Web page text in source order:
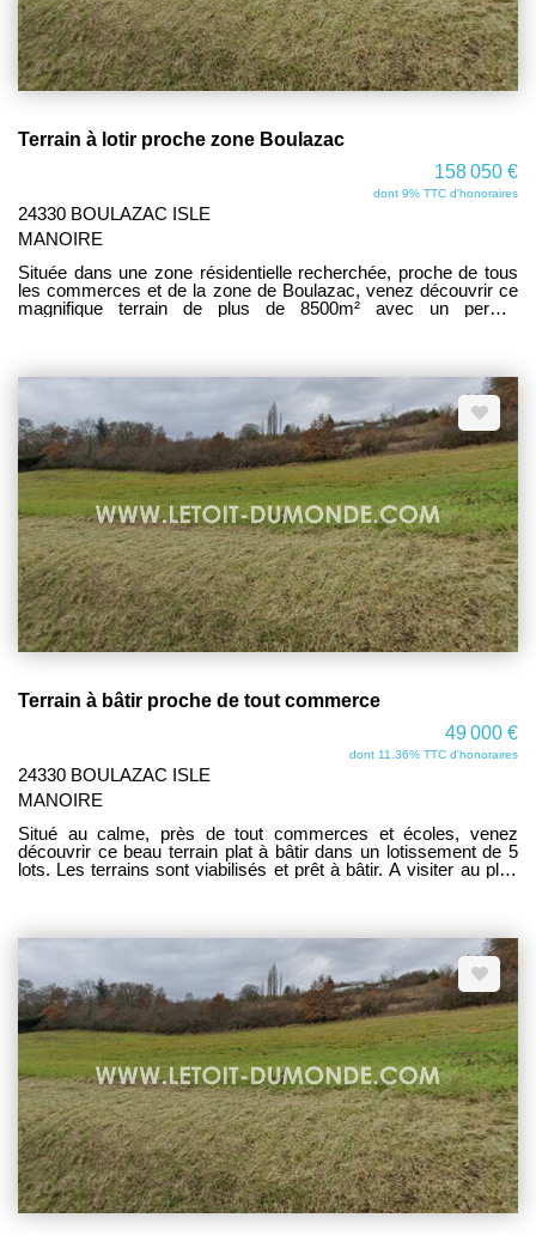
Terrain à lotir proche zone Boulazac
158 050 €
dont 9% TTC d'honoraires
24330 BOULAZAC ISLE
MANOIRE
Située dans une zone résidentielle recherchée, proche de tous
les commerces et de la zone de Boulazac, venez découvrir ce
magnifique terrain de plus de 8500m² avec un permis
Terrain à bâtir proche de tout commerce
49 000 €
dont 11.36% TTC d'honoraires
24330 BOULAZAC ISLE
MANOIRE
Situé au calme, près de tout commerces et écoles, venez
découvrir ce beau terrain plat à bâtir dans un lotissement de 5
lots. Les terrains sont viabilisés et prêt à bâtir. A visiter au plus